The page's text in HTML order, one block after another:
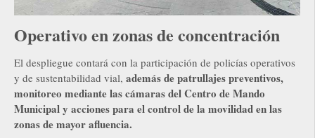
Operativo en zonas de concentración
El despliegue contará con la participación de policías operativos
y de sustentabilidad vial, además de patrullajes preventivos,
monitoreo mediante las cámaras del Centro de Mando
Municipal y acciones para el control de la movilidad en las
zonas de mayor afluencia.